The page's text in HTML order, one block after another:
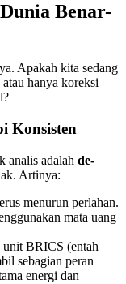
Benar-
Apakah kita sedang
hanya koreksi
Konsisten
analis adalah de-
Artinya:
menurun perlahan.
mata uang
unit BRICS (entah
sebagian peran
energi dan